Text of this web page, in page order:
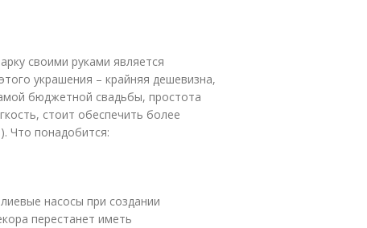
своими руками является
украшения – крайняя дешевизна,
бюджетной свадьбы, простота
стоит обеспечить более
Что понадобится:
насосы при создании
перестанет иметь